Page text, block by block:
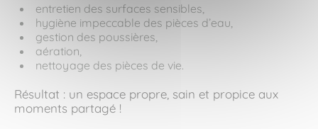
entretien des surfaces sensibles,
hygiène impeccable des pièces d’eau,
gestion des poussières,
aération,
nettoyage des pièces de vie.
Résultat : un espace propre, sain et propice aux
moments partagé !